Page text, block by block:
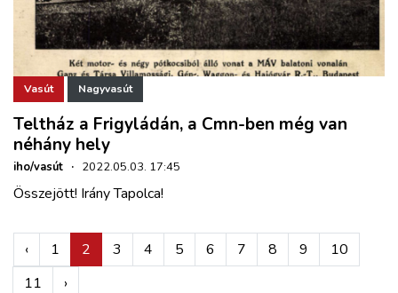
Vasút Nagyvasút
Teltház a Frigyládán, a Cmn-ben még van
néhány hely
iho/vasút · 2022.05.03. 17:45
Összejött! Irány Tapolca!
‹ 1 2 3 4 5 6 7 8 9
10
11
›